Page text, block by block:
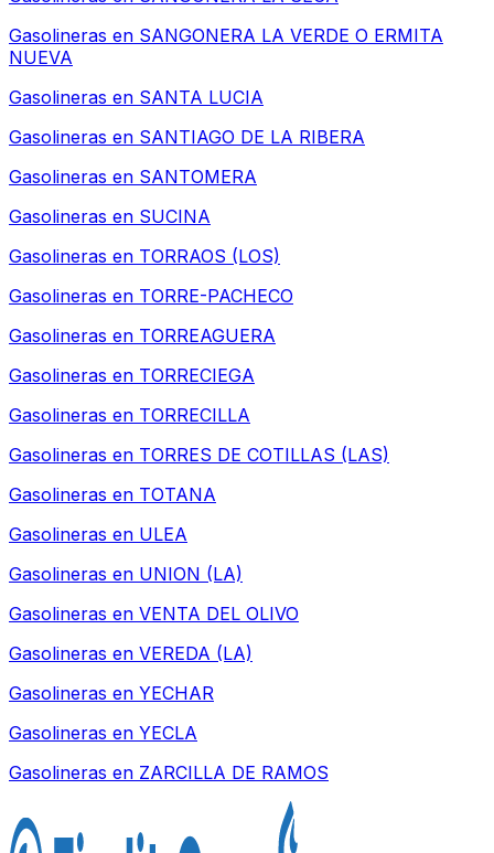
Gasolineras en SANGONERA LA VERDE O ERMITA
NUEVA
Gasolineras en SANTA LUCIA
Gasolineras en SANTIAGO DE LA RIBERA
Gasolineras en SANTOMERA
Gasolineras en SUCINA
Gasolineras en TORRAOS (LOS)
Gasolineras en TORRE-PACHECO
Gasolineras en TORREAGUERA
Gasolineras en TORRECIEGA
Gasolineras en TORRECILLA
Gasolineras en TORRES DE COTILLAS (LAS)
Gasolineras en TOTANA
Gasolineras en ULEA
Gasolineras en UNION (LA)
Gasolineras en VENTA DEL OLIVO
Gasolineras en VEREDA (LA)
Gasolineras en YECHAR
Gasolineras en YECLA
Gasolineras en ZARCILLA DE RAMOS